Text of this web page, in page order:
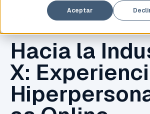
Aceptar
HIPERPERSONALIZACIÓN
Hacia la
X: